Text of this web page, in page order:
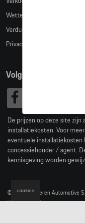
Wettelijke bepalingen
Verduidelijking kledingmaten
Privacybeleid
Volg Ons
De prijzen op deze site zijn
installatiekosten. Voor
eventuele
concessiehouder / agent.
kennisgeving worden
© 2026 D'Ieteren Automotive
voorbehouden.
cookies